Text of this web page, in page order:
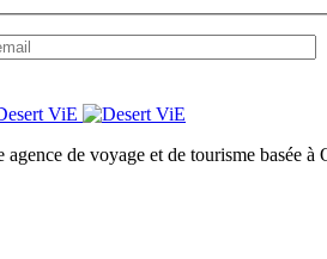
agence de voyage et de tourisme basée